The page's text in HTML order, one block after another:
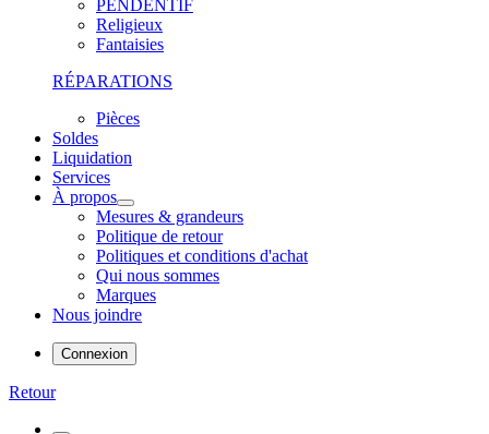
PENDENTIF
Religieux
Fantaisies
RÉPARATIONS
Pièces
Soldes
Liquidation
Services
À propos
Mesures & grandeurs
Politique de retour
Politiques et conditions d'achat
Qui nous sommes
Marques
Nous joindre
Connexion
Retour